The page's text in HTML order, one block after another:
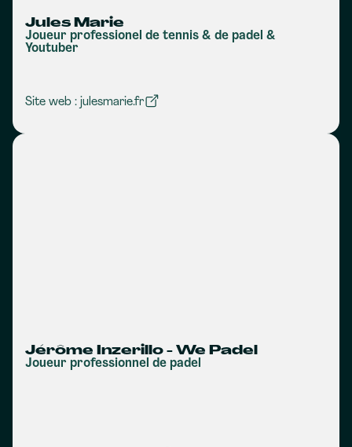
Jules Marie
Joueur professionel de tennis & de padel &
Youtuber
Site web : julesmarie.fr
Jérôme Inzerillo - We Padel
Joueur professionnel de padel